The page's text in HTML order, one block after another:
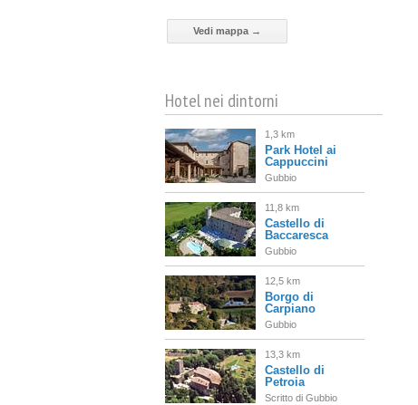
Vedi mappa →
Hotel nei dintorni
1,3 km
Park Hotel ai
Cappuccini
Gubbio
11,8 km
Castello di
Baccaresca
Gubbio
12,5 km
Borgo di
Carpiano
Gubbio
13,3 km
Castello di
Petroia
Scritto di Gubbio